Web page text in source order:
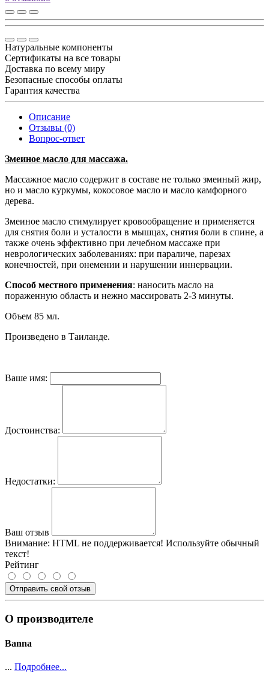
Натуральные компоненты
Сертификаты на все товары
Доставка по всему миру
Безопасные способы оплаты
Гарантия качества
Описание
Отзывы (0)
Вопрос-ответ
Змеиное масло для массажа.
Массажное масло содержит в составе не только змеиный жир,
но и масло куркумы, кокосовое масло и масло камфорного
дерева.
Змеиное масло стимулирует кровообращение и применяется
для снятия боли и усталости в мышцах, снятия боли в спине, а
также очень эффективно при лечебном массаже при
неврологических заболеваниях: при параличе, парезах
конечностей, при онемении и нарушении иннервации.
Способ местного применения: наносить масло на
пораженную область и нежно массировать 2-3 минуты.
Объем 85 мл.
Произведено в Таиланде.
Ваше имя:
Достоинства:
Недостатки:
Ваш отзыв
Внимание: HTML не поддерживается! Используйте обычный
текст!
Рейтинг
Отправить свой отзыв
О производителе
Banna
... Подробнее...